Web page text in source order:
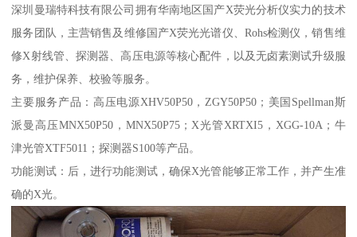
深圳曼瑞特科技有限公司拥有华南地区国产X荧光分析仪实力的技术
服务团队，主营销售及维修国产X荧光光谱仪、Rohs检测仪，销售维
修X射线管、探测器、高压电源等核心配件，以及无卤素测试升级服
务，维护保养、校验等服务。
主要服务产品：高压电源XHV50P50，ZGY50P50；美国Spellman斯
派曼高压MNX50P50，MNX50P75；X光管XRTXI5，XGG-10A；牛
津光管XTF5011；探测器S100等产品。
功能测试：后，进行功能测试，确保X光管能够正常工作，并产生准
确的X光。